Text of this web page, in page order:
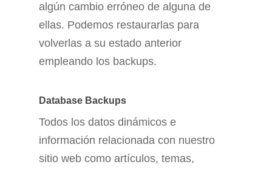
algún cambio erróneo de alguna de
ellas. Podemos restaurarlas para
volverlas a su estado anterior
empleando los backups.
Database Backups
Todos los datos dinámicos e
información relacionada con nuestro
sitio web como artículos, temas,